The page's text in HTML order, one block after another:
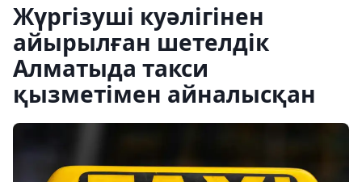
Жүргізуші куәлігінен
айырылған шетелдік
Алматыда такси
қызметімен айналысқан